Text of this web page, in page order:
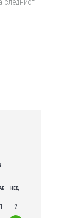
следниот
НЕД
1 2